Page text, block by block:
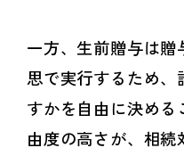
一方、生前贈与は
思で実行するため
すかを自由に決める
由度の高さが、相